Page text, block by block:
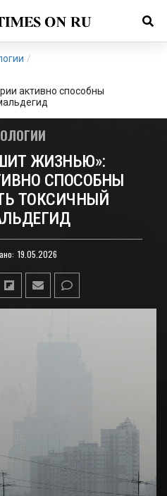
/
активно способны
ЖИЗНЬЮ»:
СПОСОБНЫ
ТОКСИЧНЫЙ
19.05.2026